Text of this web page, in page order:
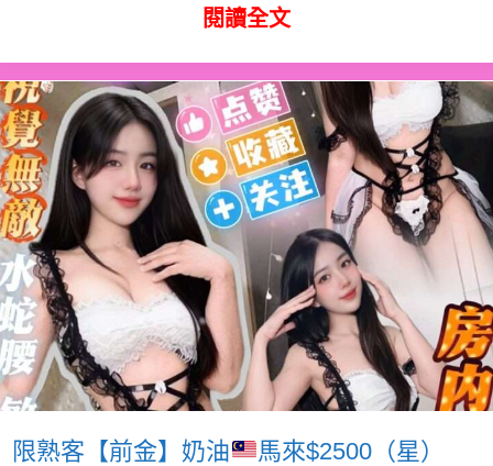
閱讀全文
限熟客【前金】奶油 馬來$2500（星）